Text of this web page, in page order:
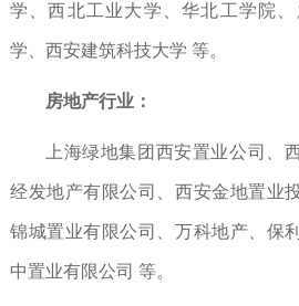
学、西北工业大学、华北工学院
学、西安建筑科技大学 等。
房地产行业：
上海绿地集团西安置业公司、
经发地产有限公司、西安金地置业
锦城置业有限公司、万科地产、保
中置业有限公司 等。